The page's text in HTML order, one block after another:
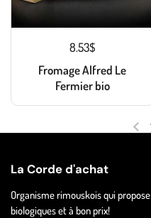
8.53$
Fromage Alfred Le
Fermier bio
La Corde d'achat
Organisme rimouskois qui
biologiques et à bon prix!